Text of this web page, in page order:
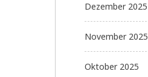
Dezember 2025
November 2025
Oktober 2025